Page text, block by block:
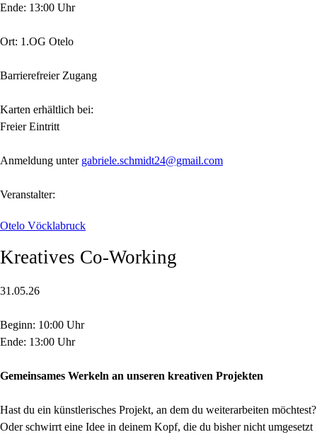
Ende: 13:00 Uhr
Ort: 1.OG Otelo
Barrierefreier Zugang
Karten erhältlich bei:
Freier Eintritt
Anmeldung unter gabriele.schmidt24@gmail.com
Veranstalter:
Otelo Vöcklabruck
Kreatives Co-Working
31.05.26
Beginn: 10:00 Uhr
Ende: 13:00 Uhr
Gemeinsames Werkeln an unseren kreativen Projekten
Hast du ein künstlerisches Projekt, an dem du weiterarbeiten möchtest?
Oder schwirrt eine Idee in deinem Kopf, die du bisher nicht umgesetzt